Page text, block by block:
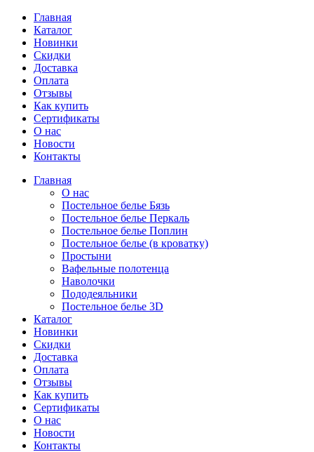
Главная
Каталог
Новинки
Скидки
Доставка
Оплата
Отзывы
Как купить
Сертификаты
О нас
Новости
Контакты
Главная
О нас
Постельное белье Бязь
Постельное белье Перкаль
Постельное белье Поплин
Постельное белье (в кроватку)
Простыни
Вафельные полотенца
Наволочки
Пододеяльники
Постельное белье 3D
Каталог
Новинки
Скидки
Доставка
Оплата
Отзывы
Как купить
Сертификаты
О нас
Новости
Контакты